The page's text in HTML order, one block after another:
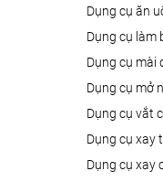
dụng cụ ăn
dụng cụ làm
dụng cụ
dụng cụ mở
dụng cụ vắt
dụng cụ xay
dụng cụ xay